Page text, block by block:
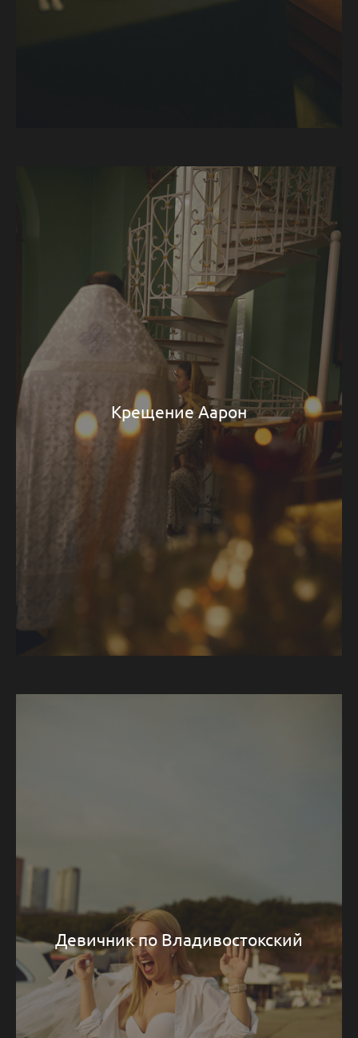
Крещение Аарон
Девичник по Владивостокский